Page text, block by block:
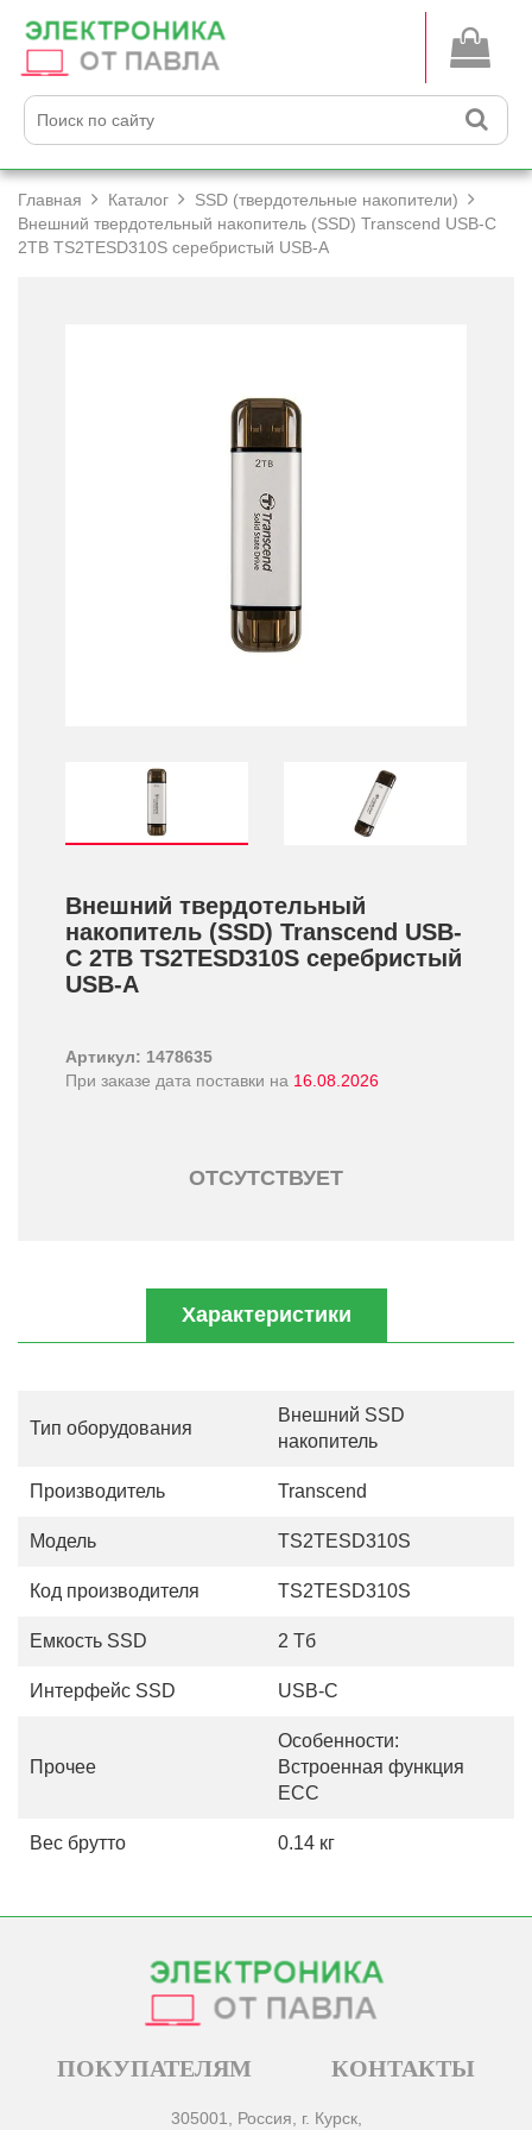
Главная Каталог
SSD (твердотельные накопители)
Внешний твердотельный накопитель (SSD) Transcend USB-C
2TB TS2TESD310S серебристый USB-A
Внешний твердотельный
накопитель (SSD) Transcend USB-
C 2TB TS2TESD310S серебристый
USB-A
Артикул: 1478635
При заказе дата поставки на 16.08.2026
ОТСУТСТВУЕТ
Характеристики
Тип оборудования
Внешний SSD
накопитель
Производитель Transcend
Модель TS2TESD310S
Код производителя TS2TESD310S
Емкость SSD 2 Тб
Интерфейс SSD USB-C
Прочее
Особенности:
Встроенная функция
ECC
Вес брутто 0.14 кг
ПОКУПАТЕЛЯМ КОНТАКТЫ
305001, Россия, г. Курск,